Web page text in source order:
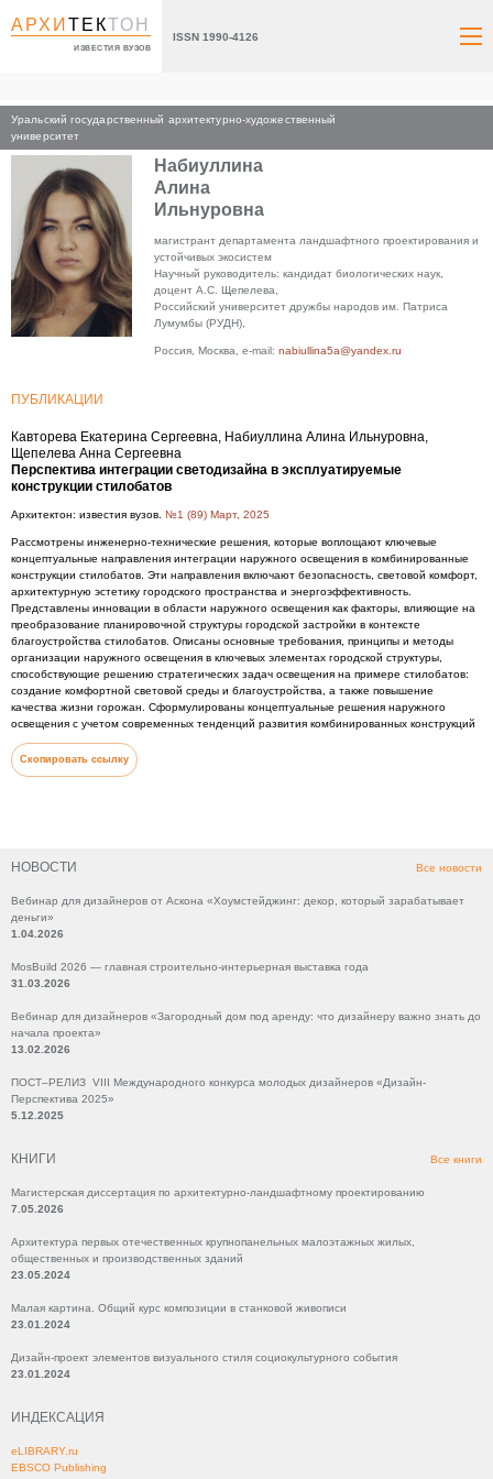
АРХИТЕКТОН
ИЗВЕСТИЯ ВУЗОВ
ISSN 1990-4126
Уральский государственный архитектурно-художественный
университет
НОВОСТИ Все новости
Вебинар для дизайнеров от Аскона «Хоумстейджинг: декор, который зарабатывает
деньги»
1.04.2026
MosBuild 2026 — главная строительно-интерьерная выставка года
31.03.2026
Вебинар для дизайнеров «Загородный дом под аренду: что дизайнеру важно знать до
начала проекта»
13.02.2026
ПОСТ–РЕЛИЗ VIII Международного конкурса молодых дизайнеров «Дизайн-
Перспектива 2025»
5.12.2025
КНИГИ Все книги
Магистерская диссертация по архитектурно-ландшафтному проектированию
7.05.2026
Архитектура первых отечественных крупнопанельных малоэтажных жилых,
общественных и производственных зданий
23.05.2024
Малая картина. Общий курс композиции в станковой живописи
23.01.2024
Дизайн-проект элементов визуального стиля социокультурного события
23.01.2024
ИНДЕКСАЦИЯ
eLIBRARY.ru
EBSCO Publishing
Главная
Набиуллина
Алина
Ильнуровна
магистрант департамента ландшафтного проектирования и
устойчивых экосистем
Научный руководитель: кандидат биологических наук,
доцент А.С. Щепелева,
Российский университет дружбы народов им. Патриса
Лумумбы (РУДН),
Россия, Москва, e-mail: nabiullina5a@yandex.ru
ПУБЛИКАЦИИ
Кавторева Екатерина Сергеевна, Набиуллина Алина Ильнуровна,
Щепелева Анна Сергеевна
Перспектива интеграции светодизайна в эксплуатируемые
конструкции стилобатов
Архитектон: известия вузов. №1 (89) Март, 2025
Рассмотрены инженерно-технические решения, которые воплощают ключевые
концептуальные направления интеграции наружного освещения в комбинированные
конструкции стилобатов. Эти направления включают безопасность, световой комфорт,
архитектурную эстетику городского пространства и энергоэффективность.
Представлены инновации в области наружного освещения как факторы, влияющие на
преобразование планировочной структуры городской застройки в контексте
благоустройства стилобатов. Описаны основные требования, принципы и методы
организации наружного освещения в ключевых элементах городской структуры,
способствующие решению стратегических задач освещения на примере стилобатов:
создание комфортной световой среды и благоустройства, а также повышение
качества жизни горожан. Сформулированы концептуальные решения наружного
освещения с учетом современных тенденций развития комбинированных конструкций
Скопировать ссылку